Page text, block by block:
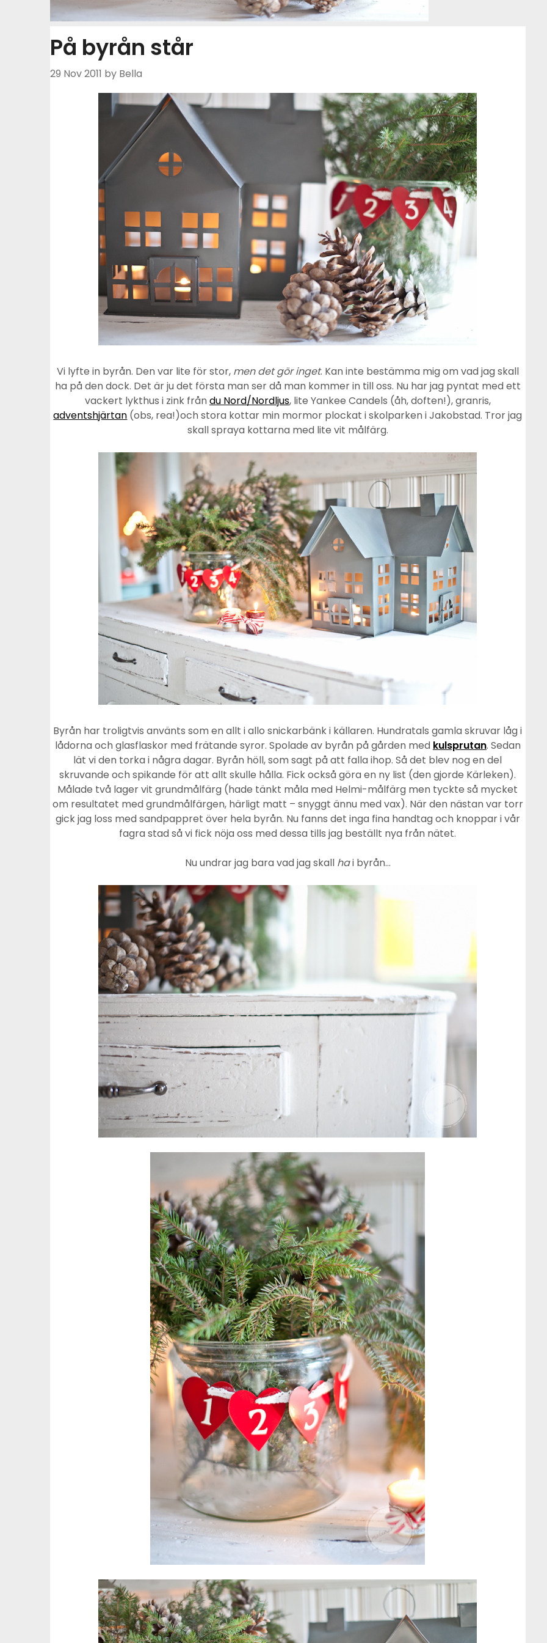
På byrån står
29 Nov 2011 by Bella
Vi lyfte in byrån. Den var lite för stor, men det gör inget. Kan inte bestämma mig om vad jag skall
ha på den dock. Det är ju det första man ser då man kommer in till oss. Nu har jag pyntat med ett
vackert lykthus i zink fråndu Nord/Nordljus, lite Yankee Candels (åh, doften!), granris,
adventshjärtan (obs, rea!)och stora kottar min mormor plockat i skolparken i Jakobstad. Tror jag
skall spraya kottarna med lite vit målfärg.
Byrån har troligtvis använts som en allt i allo snickarbänk i källaren. Hundratals gamla skruvar låg i
lådorna och glasflaskor med frätande syror. Spolade av byrån på gården med kulsprutan. Sedan
lät vi den torka i några dagar. Byrån höll, som sagt på att falla ihop. Så det blev nog en del
skruvande och spikande för att allt skulle hålla. Fick också göra en ny list (den gjorde Kärleken).
Målade två lager vit grundmålfärg (hade tänkt måla med Helmi-målfärg men tyckte så mycket
om resultatet med grundmålfärgen, härligt matt – snyggt ännu med vax). När den nästan var torr
gick jag loss med sandpappret över hela byrån. Nu fanns det inga fina handtag och knoppar i vår
fagra stad så vi fick nöja oss med dessa tills jag beställt nya från nätet.
Nu undrar jag bara vad jag skall hai byrån…